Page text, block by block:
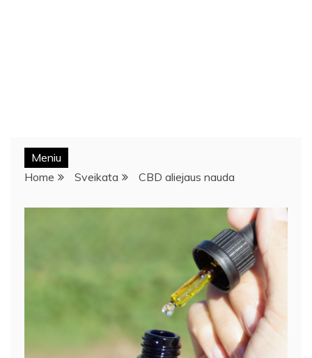
Meniu
Home
Sveikata CBD aliejaus nauda